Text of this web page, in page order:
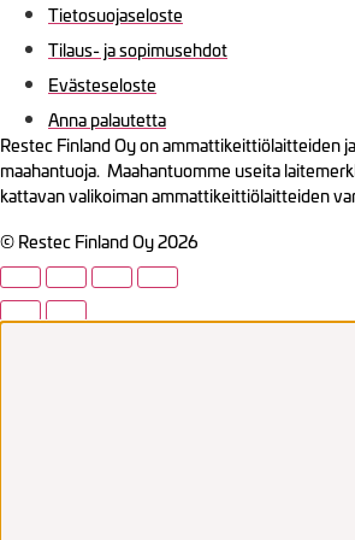
Tietosuojaseloste
Tilaus- ja sopimusehdot
Evästeseloste
Anna palautetta
Restec Finland Oy on ammattikeittiölaitteiden
maahantuoja. Maahantuomme useita
kattavan valikoiman ammattikeittiölaitteiden
© Restec Finland Oy 2026